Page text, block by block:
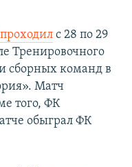
с 28 по 29
Тренировочного
сборных команд в
Матч
того, ФК
обыграл ФК